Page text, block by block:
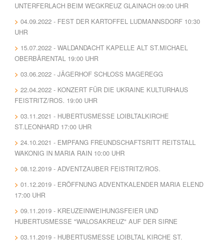
UNTERFERLACH BEIM WEGKREUZ GLAINACH 09:00 UHR
04.09.2022 - FEST DER KARTOFFEL LUDMANNSDORF 10:30
UHR
15.07.2022 - WALDANDACHT KAPELLE ALT ST.MICHAEL
OBERBÄRENTAL 19:00 UHR
03.06.2022 - JÄGERHOF SCHLOSS MAGEREGG
22.04.2022 - KONZERT FÜR DIE UKRAINE KULTURHAUS
FEISTRITZ/ROS. 19:00 UHR
03.11.2021 - HUBERTUSMESSE LOIBLTALKIRCHE
ST.LEONHARD 17:00 UHR
24.10.2021 - EMPFANG FREUNDSCHAFTSRITT REITSTALL
WAKONIG IN MARIA RAIN 10:00 UHR
08.12.2019 - ADVENTZAUBER FEISTRITZ/ROS.
01.12.2019 - ERÖFFNUNG ADVENTKALENDER MARIA ELEND
17:00 UHR
09.11.2019 - KREUZEINWEIHUNGSFEIER UND
HUBERTUSMESSE "WALOSAKREUZ" AUF DER SIRNE
03.11.2019 - HUBERTUSMESSE LOIBLTAL KIRCHE ST.